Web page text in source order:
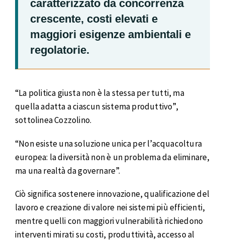
caratterizzato da concorrenza
crescente, costi elevati e
maggiori esigenze ambientali e
regolatorie.
“La politica giusta non è la stessa per tutti, ma
quella adatta a ciascun sistema produttivo”,
sottolinea Cozzolino.
“Non esiste una soluzione unica per l’acquacoltura
europea: la diversità non è un problema da eliminare,
ma una realtà da governare”.
Ciò significa sostenere innovazione, qualificazione del
lavoro e creazione di valore nei sistemi più efficienti,
mentre quelli con maggiori vulnerabilità richiedono
interventi mirati su costi, produttività, accesso al